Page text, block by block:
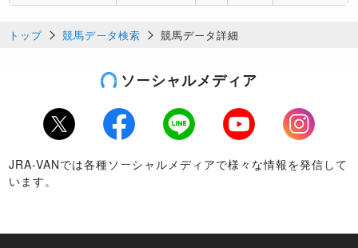
トップ 競馬データ検索 競馬データ詳細
ソーシャルメディア
Twitter Facebook LINE Youtube
Instagram
JRA-VANでは各種ソーシャルメディアで様々な情報を発信して
います。